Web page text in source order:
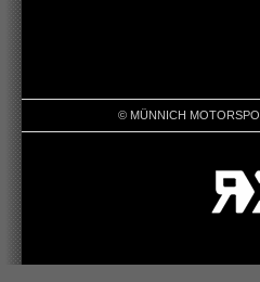
© MÜNNICH